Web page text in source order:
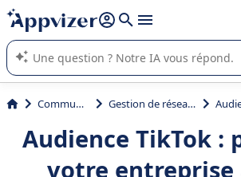
répondre (plusieurs lignes avec
L'IA de Appvizer vous guide dans l'utilisation
logiciel SaaS en entreprise.
Communication Gestion de réseaux sociaux
Audience TikTok :
votre